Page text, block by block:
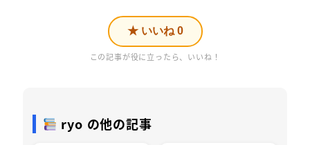
★ いいね 0
この記事が役に立ったら、いいね！
ryo の他の記事